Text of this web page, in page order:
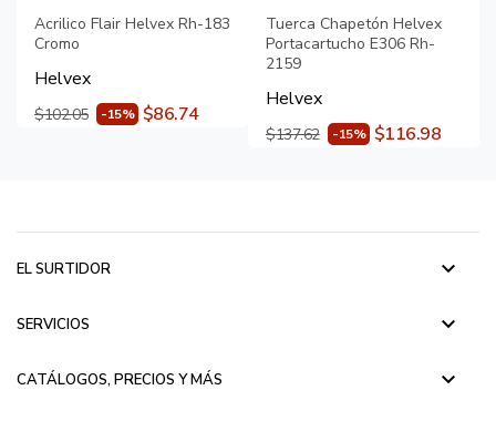
Acrilico Flair Helvex Rh-183
Cromo
Helvex
$102.05 -15% $86.74
Tuerca Chapetón Helvex
Portacartucho E306 Rh-
2159
Helvex
$137.62 -15% $116.98
EL SURTIDOR keyboard_arrow_down
SERVICIOS keyboard_arrow_down
CATÁLOGOS, PRECIOS Y MÁS keyboard_arrow_down